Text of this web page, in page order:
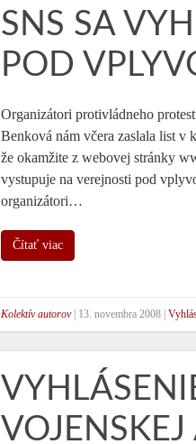
SNS SA
POD
Organizátori protivládneho
Benková nám včera zaslala list v
že okamžite z webovej stránky
vystupuje na verejnosti pod
organizátori…
Čítať viac
Kolektív autorov| 13. novembra 2008